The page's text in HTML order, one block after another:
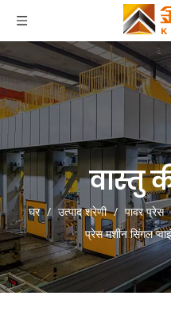
वास्तु
घर / उत्पाद श्रेणी / पावर प्रेस
प्रेस मशीन सिंगल